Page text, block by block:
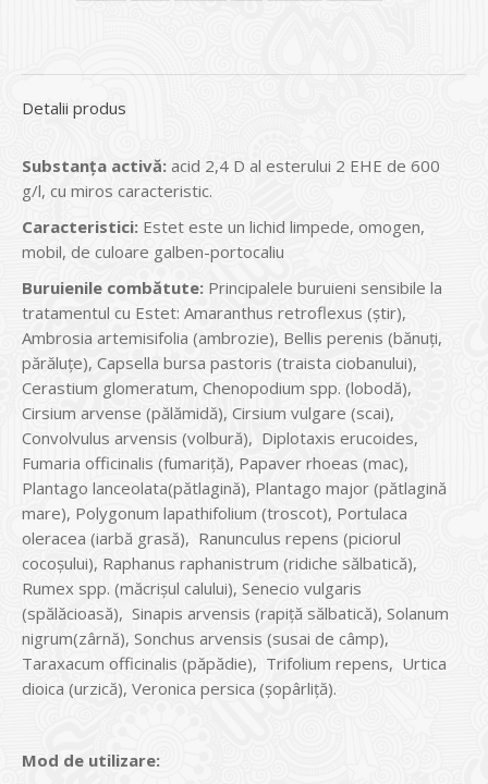
Detalii produs
Substanţa activă: acid 2,4 D al esterului 2 EHE de 600
g/l, cu miros caracteristic.
Caracteristici: Estet este un lichid limpede, omogen,
mobil, de culoare galben-portocaliu
Buruienile combătute: Principalele buruieni sensibile la
tratamentul cu Estet: Amaranthus retroflexus (ştir),
Ambrosia artemisifolia (ambrozie), Bellis perenis (bănuţi,
părăluţe), Capsella bursa pastoris (traista ciobanului),
Cerastium glomeratum, Chenopodium spp. (lobodă),
Cirsium arvense (pălămidă), Cirsium vulgare (scai),
Convolvulus arvensis (volbură), Diplotaxis erucoides,
Fumaria officinalis (fumariţă), Papaver rhoeas (mac),
Plantago lanceolata(pătlagină), Plantago major (pătlagină
mare), Polygonum lapathifolium (troscot), Portulaca
oleracea (iarbă grasă), Ranunculus repens (piciorul
cocoşului), Raphanus raphanistrum (ridiche sălbatică),
Rumex spp. (măcrişul calului), Senecio vulgaris
(spălăcioasă), Sinapis arvensis (rapiţă sălbatică), Solanum
nigrum(zârnă), Sonchus arvensis (susai de câmp),
Taraxacum officinalis (păpădie), Trifolium repens, Urtica
dioica (urzică), Veronica persica (şopârliţă).
Mod de utilizare: